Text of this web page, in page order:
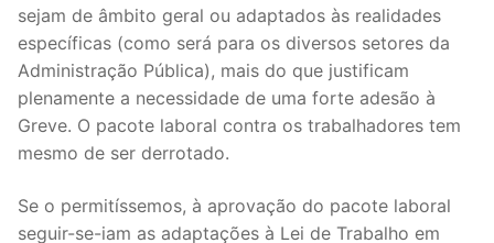
PARTICULAR / IPSS / MISERICÓRDIAS
ENSINO SUPERIOR
PROFESSORES CONTRATADOS
Formação
sejam de âmbito geral ou adaptados às realidades
específicas (como será para os diversos setores da
Administração Pública), mais do que justificam
plenamente a necessidade de uma forte adesão à
Greve. O pacote laboral contra os trabalhadores tem
mesmo de ser derrotado.
Se o permitíssemos, à aprovação do pacote laboral
seguir-se-iam as adaptações à Lei de Trabalho em